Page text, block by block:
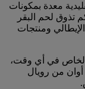
معدة بمكونات
تذوق لحم البقر
ومنتجات
في أي وقت،
أوان من رويال